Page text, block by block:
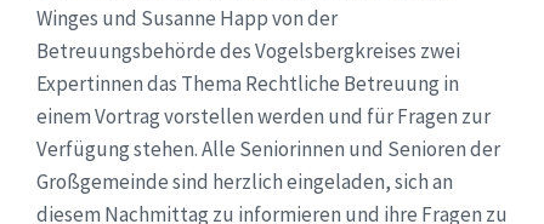
Winges und Susanne Happ von der
Betreuungsbehörde des Vogelsbergkreises zwei
Expertinnen das Thema Rechtliche Betreuung in
einem Vortrag vorstellen werden und für Fragen zur
Verfügung stehen. Alle Seniorinnen und Senioren der
Großgemeinde sind herzlich eingeladen, sich an
diesem Nachmittag zu informieren und ihre Fragen zu